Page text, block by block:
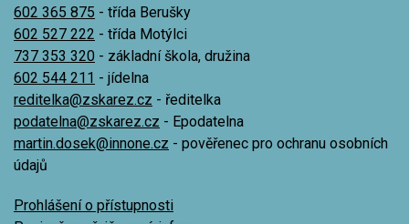
602 365 875 - třída Berušky
602 527 222 - třída Motýlci
737 353 320 - základní škola, družina
602 544 211 - jídelna
reditelka@zskarez.cz - ředitelka
podatelna@zskarez.cz - Epodatelna
martin.dosek@innone.cz - pověřenec pro ochranu osobních
údajů
Prohlášení o přístupnosti